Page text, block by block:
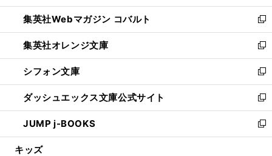
開
く
ウ
で
開
く
ン
ド
ウ
で
開
く
ウ
ィ
ン
ド
ウ
で
開
く
集英社Webマガジン コバルト
新
し
い
ウ
ィ
ン
ド
ウ
で
開
集英社オレンジ文庫
新
し
い
ウ
ィ
ン
ド
ウ
シフォン文庫
新
し
い
ウ
ィ
ン
ダッシュエックス文庫公式サイト
新
し
い
ウ
JUMP j-BOOKS
新
し
キッズ